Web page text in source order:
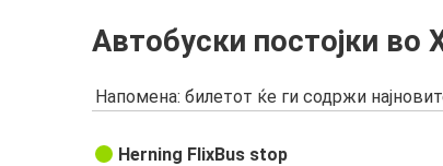
Автобуски постојки во
Напомена: билетот ќе ги содржи
Herning FlixBus stop